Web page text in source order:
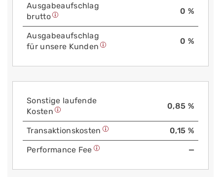
Aus­gabe­auf­schlag
brutto
0 %
Aus­gabe­auf­schlag
für unsere Kunden
0 %
Sonstige laufende
Kosten
0,85 %
Trans­aktions­kosten 0,15 %
Performance Fee —